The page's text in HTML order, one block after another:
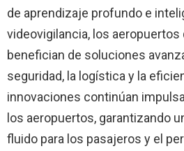
de aprendizaje profundo e
videovigilancia, los aeropuertos
benefician de soluciones
seguridad, la logística y la
innovaciones continúan
los aeropuertos, garantizando
fluido para los pasajeros y el